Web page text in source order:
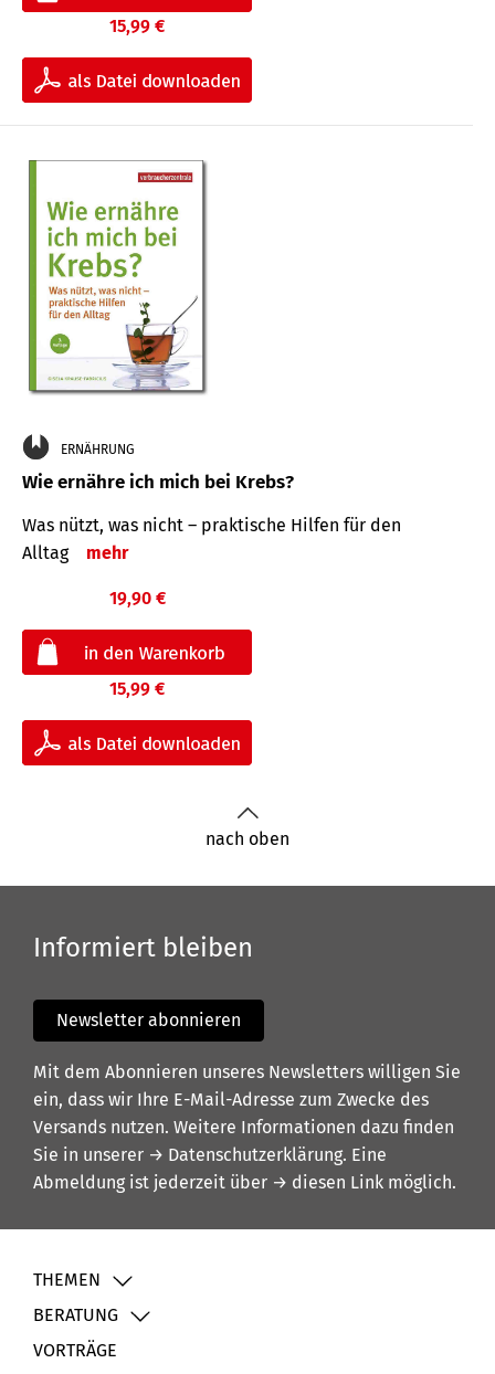
15,99 €
ERNÄHRUNG
Wie ernähre ich mich bei Krebs?
Was nützt, was nicht – praktische Hilfen für den
Alltag
mehr
19,90 €
15,99 €
nach oben
Informiert bleiben
Newsletter abonnieren
Mit dem Abonnieren unseres Newsletters willigen Sie
ein, dass wir Ihre E-Mail-Adresse zum Zwecke des
Versands nutzen. Weitere Informationen dazu finden
Sie in unserer → Datenschutzerklärung. Eine
Abmeldung ist jederzeit über → diesen Link möglich.
THEMEN
BERATUNG
VORTRÄGE